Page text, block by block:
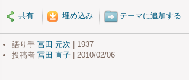
共有 埋め込み テーマに追加する
語り手 冨田 元次 | 1937
投稿者 冨田 直子| 2010/02/06